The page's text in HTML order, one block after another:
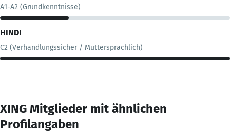
A1-A2 (Grundkenntnisse)
HINDI
C2 (Verhandlungssicher / Muttersprachlich)
XING Mitglieder mit ähnlichen
Profilangaben